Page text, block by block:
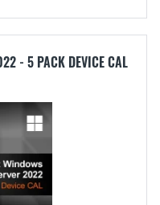
- 5 PACK DEVICE CAL